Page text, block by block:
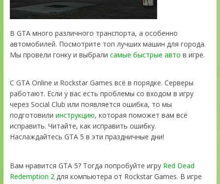
В GTA много различного транспорта, а особенно
автомобилей. Посмотрите топ лучших машин для города.
Мы провели гонку и выбрали самые быстрые авто в игре.
С GTA Online и Rockstar Games всё в порядке. Серверы
работают. Если у вас есть проблемы со входом в игру
через Social Club или появляется ошибка, то мы
подготовили инструкцию, которая поможет вам всё
исправить. Читайте, как исправить ошибку.
Наслаждайтесь GTA 5 в эти праздничные дни!
Вам нравится GTA 5? Тогда попробуйте игру Red Dead
Redemption 2для компьютера от Rockstar Games. В игре